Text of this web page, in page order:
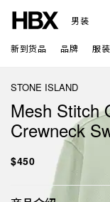
男装
新到货品 品牌 服装
STONE ISLAND
Mesh Stitch
Crewneck
$450